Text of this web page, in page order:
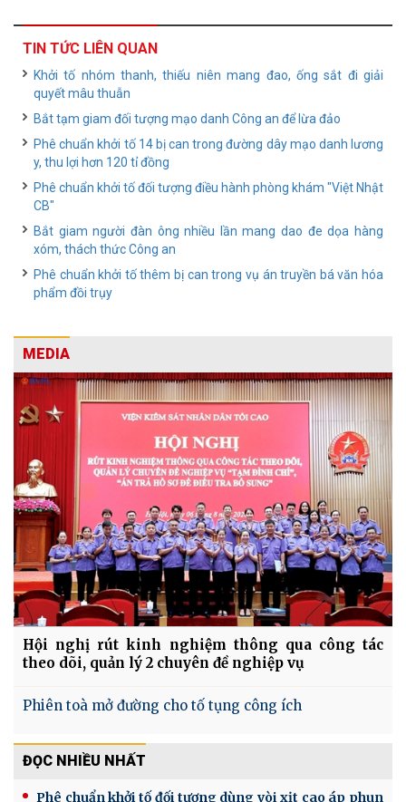
TIN TỨC LIÊN QUAN
Khởi tố nhóm thanh, thiếu niên mang đao, ống sắt đi giải
quyết mâu thuẫn
Bắt tạm giam đối tượng mạo danh Công an để lừa đảo
Phê chuẩn khởi tố 14 bị can trong đường dây mạo danh lương
y, thu lợi hơn 120 tỉ đồng
Phê chuẩn khởi tố đối tượng điều hành phòng khám "Việt Nhật
CB"
Bắt giam người đàn ông nhiều lần mang dao đe dọa hàng
xóm, thách thức Công an
Phê chuẩn khởi tố thêm bị can trong vụ án truyền bá văn hóa
phẩm đồi trụy
MEDIA
Hội nghị rút kinh nghiệm thông qua công tác
theo dõi, quản lý 2 chuyên đề nghiệp vụ
Phiên toà mở đường cho tố tụng công ích
ĐỌC NHIỀU NHẤT
Phê chuẩn khởi tố đối tượng dùng vòi xịt cao áp phun